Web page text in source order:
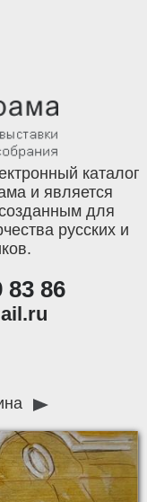
каталог
и является
для
русских и
83 86